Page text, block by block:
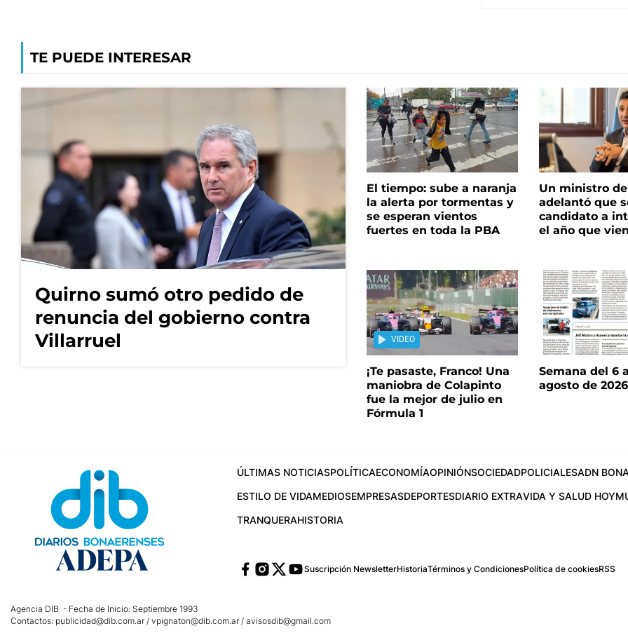
TE PUEDE INTERESAR
Quirno sumó otro pedido de
renuncia del gobierno contra
Villarruel
El tiempo: sube a naranja
la alerta por tormentas y
se esperan vientos
fuertes en toda la PBA
Un ministro
adelantó que
candidato a
el año que
VIDEO
¡Te pasaste, Franco! Una
maniobra de Colapinto
fue la mejor de julio en
Fórmula 1
Semana del 6
agosto de 2026
ÚLTIMAS NOTICIASPOLÍTICAECONOMÍAOPINIÓNSOCIEDADPOLICIALESADN
ESTILO DE VIDAMEDIOSEMPRESASDEPORTESDIARIO EXTRAVIDA Y SALUD HOY
TRANQUERAHISTORIA
Suscripción NewsletterHistoriaTérminos y CondicionesPolítica de cookiesRSS
Agencia DIB - Fecha de Inicio: Septiembre 1993
Contactos: publicidad@dib.com.ar / vpignaton@dib.com.ar / avisosdib@gmail.com